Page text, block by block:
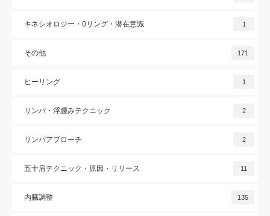
キネシオロジー・0リング・潜在意識 1
その他 171
ヒーリング 1
リンパ・浮腫みテクニック 2
リンパアプローチ 2
五十肩テクニック・原因・リリース 11
内臓調整 135